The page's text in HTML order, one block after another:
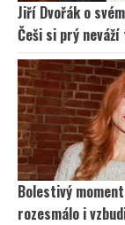
Jiří Dvořák o
Češi si prý
Bolestivý
rozesmálo i